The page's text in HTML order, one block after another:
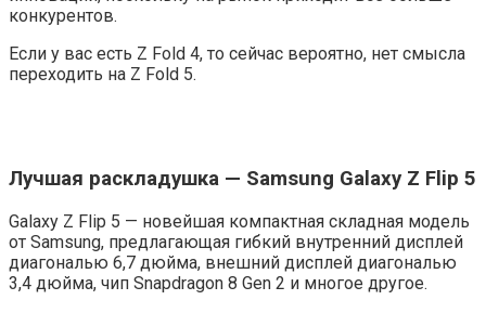
конкурентов.
Если у вас есть Z Fold 4, то сейчас вероятно, нет смысла
переходить на Z Fold 5.
Лучшая раскладушка — Samsung Galaxy Z Flip 5
Galaxy Z Flip 5 — новейшая компактная складная модель
от Samsung, предлагающая гибкий внутренний дисплей
диагональю 6,7 дюйма, внешний дисплей диагональю
3,4 дюйма, чип Snapdragon 8 Gen 2 и многое другое.